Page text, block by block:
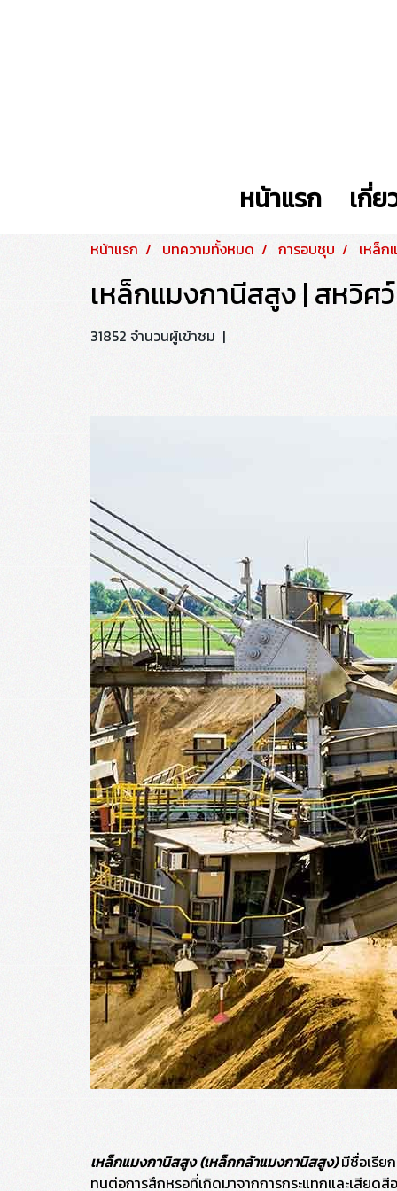
หน้าแรก เกี่ย
หน้าแรก บทความทั้งหมด การอบชุบ เหล็ก
เหล็กแมงกานีสสูง | สหวิศ
31852 จำนวนผู้เข้าชม |
เหล็กแมงกานิสสูง (เหล็กกล้าแมงกานิสสูง)มีชื่อเรีย
ทนต่อการสึกหรอที่เกิดมาจากการกระแทกและเสียด